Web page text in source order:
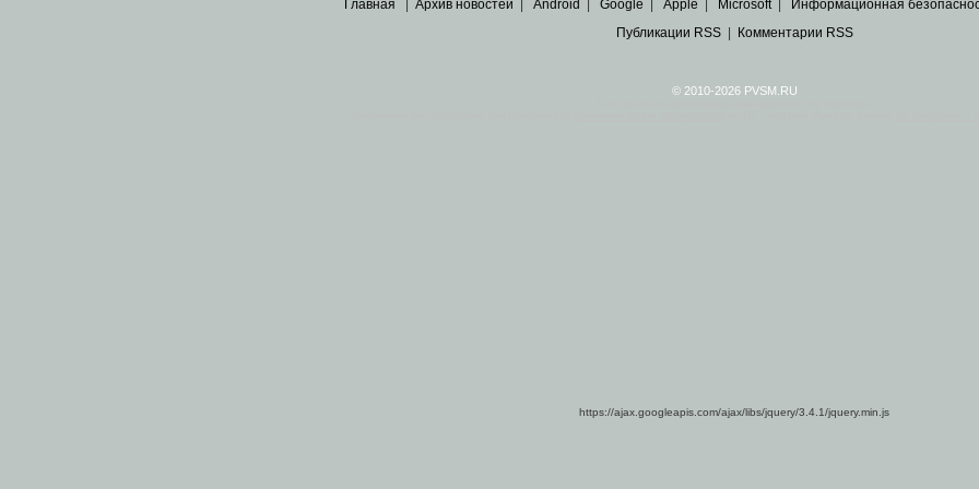
Главная Архив новостей Android Google Apple Microsoft| Информационная
Публикации RSS| Комментарии RSS
© 2010-2026 PVSM.RU
https://ajax.googleapis.com/ajax/libs/jquery/3.4.1/jquery.min.js